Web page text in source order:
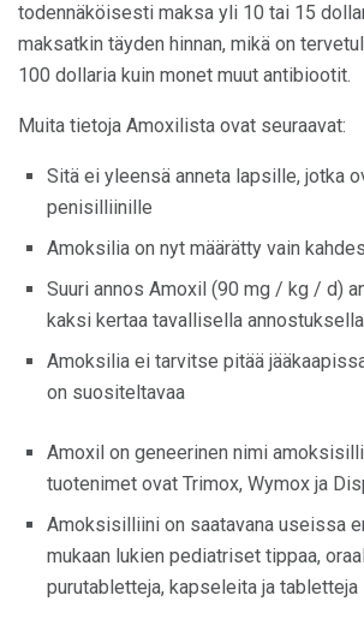
todennäköisesti maksa yli 10 tai 15
maksatkin täyden hinnan, mikä on
100 dollaria kuin monet muut antibiootit.
Muita tietoja Amoxilista ovat seuraavat:
Sitä ei yleensä anneta lapsille, jotka
penisilliinille
Amoksilia on nyt määrätty vain
Suuri annos Amoxil (90 mg / kg / d)
kaksi kertaa tavallisella
Amoksilia ei tarvitse pitää
on suositeltavaa
Amoxil on geneerinen nimi
tuotenimet ovat Trimox, Wymox ja
Amoksisilliini on saatavana useissa
mukaan lukien pediatriset tippaa,
purutabletteja, kapseleita ja tabletteja